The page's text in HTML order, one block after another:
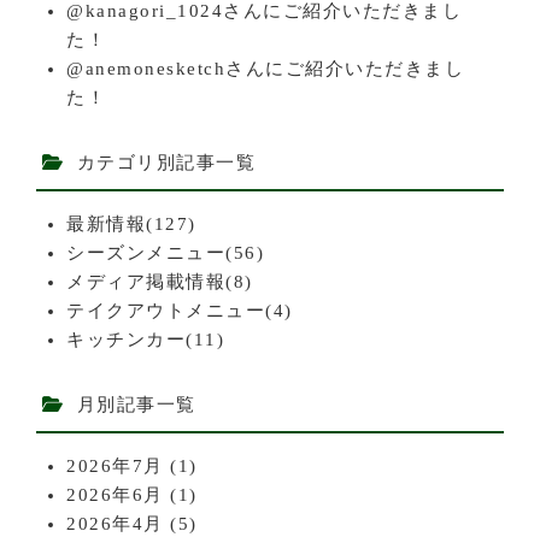
@kanagori_1024さんにご紹介いただきまし
た！
@anemonesketchさんにご紹介いただきまし
た！
カテゴリ別記事一覧
最新情報(127)
シーズンメニュー(56)
メディア掲載情報(8)
テイクアウトメニュー(4)
キッチンカー(11)
月別記事一覧
2026年7月
(1)
2026年6月
(1)
2026年4月
(5)